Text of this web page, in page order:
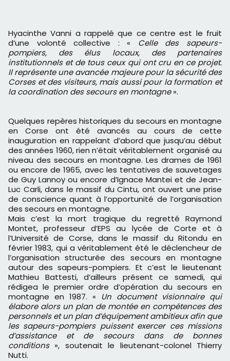
Hyacinthe Vanni a rappelé que ce centre est le fruit
d’une volonté collective : « Celle des sapeurs-
pompiers, des élus locaux, des partenaires
institutionnels et de tous ceux qui ont cru en ce projet.
Il représente une avancée majeure pour la sécurité des
Corses et des visiteurs, mais aussi pour la formation et
la coordination des secours en montagne».
Quelques repères historiques du secours en montagne
en Corse ont été avancés au cours de cette
inauguration en rappelant d’abord que jusqu’au début
des années 1960, rien n’était véritablement organisé au
niveau des secours en montagne. Les drames de 1961
ou encore de 1965, avec les tentatives de sauvetages
de Guy Lannoy ou encore d’Ignace Mantei et de Jean-
Luc Carli, dans le massif du Cintu, ont ouvert une prise
de conscience quant à l’opportunité de l’organisation
des secours en montagne.
Mais c’est la mort tragique du regretté Raymond
Montet, professeur d’EPS au lycée de Corte et à
l’Université de Corse, dans le massif du Ritondu en
février 1983, qui a véritablement été le déclencheur de
l’organisation structurée des secours en montagne
autour des sapeurs-pompiers. Et c’est le lieutenant
Mathieu Battesti, d’ailleurs présent ce samedi, qui
rédigea le premier ordre d’opération du secours en
montagne en 1987. « Un document visionnaire qui
élabore alors un plan de montée en compétences des
personnels et un plan d’équipement ambitieux afin que
les sapeurs-pompiers puissent exercer ces missions
d’assistance et de secours dans de bonnes
conditions », soutenait le lieutenant-colonel Thierry
Nutti.